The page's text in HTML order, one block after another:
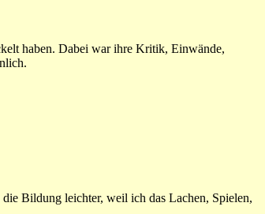
haben. Dabei war ihre Kritik, Einwände,
Bildung leichter, weil ich das Lachen, Spielen,